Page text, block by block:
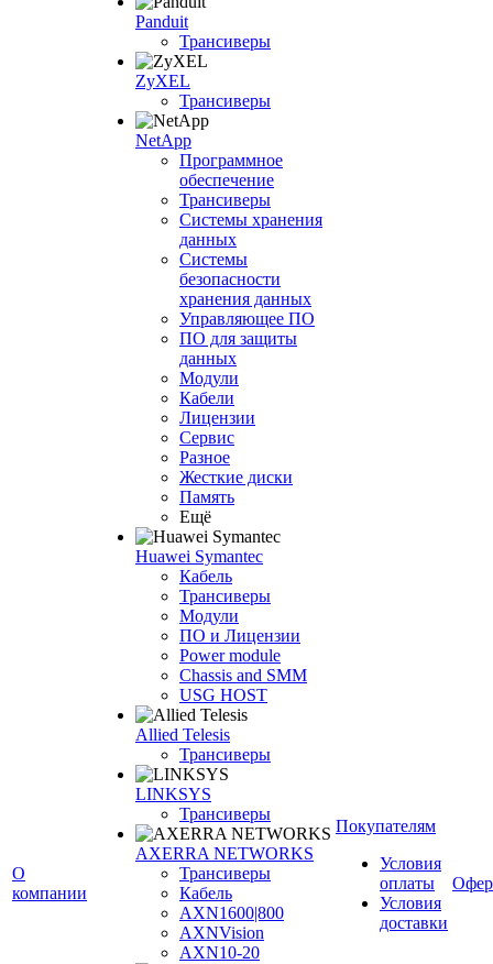
О
компании
Panduit
Трансиверы
ZyXEL
Трансиверы
NetApp
Программное
обеспечение
Трансиверы
Системы хранения
данных
Системы
безопасности
хранения данных
Управляющее ПО
ПО для защиты
данных
Модули
Кабели
Лицензии
Сервис
Разное
Жесткие диски
Память
Ещё
Huawei Symantec
Кабель
Трансиверы
Модули
ПО и Лицензии
Power module
Chassis and SMM
USG HOST
Allied Telesis
Трансиверы
LINKSYS
Трансиверы
AXERRA NETWORKS
Трансиверы
Кабель
AXN1600|800
AXNVision
AXN10-20
Покупателям
Условия
оплаты
Условия
доставки